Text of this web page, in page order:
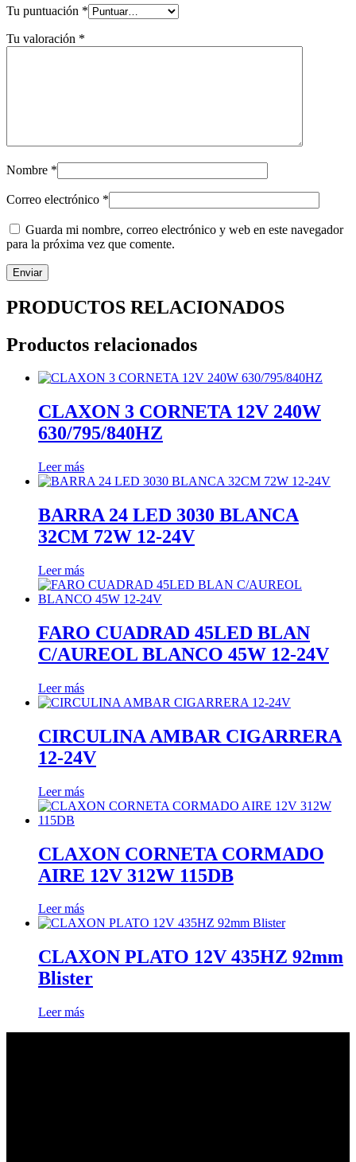
Tu puntuación *
Tu valoración *
Nombre *
Correo electrónico *
Guarda mi nombre, correo electrónico y web en este navegador
para la próxima vez que comente.
PRODUCTOS RELACIONADOS
Productos relacionados
CLAXON 3 CORNETA 12V 240W
630/795/840HZ
Leer más
BARRA 24 LED 3030 BLANCA
32CM 72W 12-24V
Leer más
FARO CUADRAD 45LED BLAN
C/AUREOL BLANCO 45W 12-24V
Leer más
CIRCULINA AMBAR CIGARRERA
12-24V
Leer más
CLAXON CORNETA CORMADO
AIRE 12V 312W 115DB
Leer más
CLAXON PLATO 12V 435HZ 92mm
Blister
Leer más